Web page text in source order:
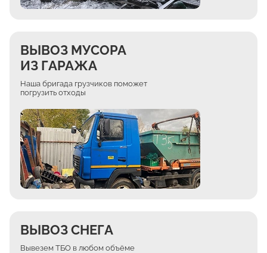
ВЫВОЗ МУСОРА
ИЗ ГАРАЖА
Наша бригада грузчиков поможет
погрузить отходы
ВЫВОЗ СНЕГА
Вывезем ТБО в любом объёме